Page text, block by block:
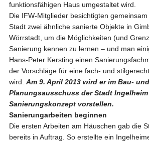
funktionsfähigen Haus umgestaltet wird.
Die IFW-Mitglieder besichtigten
Stadt zwei ähnliche sanierte Objekte in
Wörrstadt, um die Möglichkeiten (und
Sanierung kennen zu lernen – und man
Hans-Peter Kersting einen
der Vorschläge für eine fach- und
wird. Am 9. April 2013 wird er im Bau- und
Planungsausschuss der Stadt
Sanierungskonzept vorstellen.
Sanierungarbeiten beginnen
Die ersten Arbeiten am Häuschen gab die
bereits in Auftrag. So erstellte ein